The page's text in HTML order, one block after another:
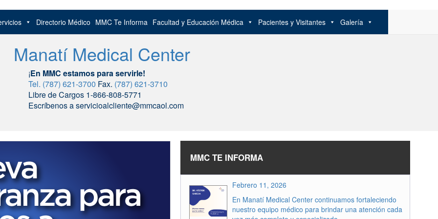
Directorio Médico MMC Te Informa Facultad y Educación Médica Pacientes y Visitantes Galería
Manatí Medical Center
¡En MMC estamos para servirle!
Tel. (787) 621-3700 Fax. (787) 621-3710
Libre de Cargos 1-866-808-5771
Escríbenos a servicioalcliente@mmcaol.com
MMC TE INFORMA
Febrero 11, 2026
En Manatí Medical Center continuamos fortaleciendo
nuestro equipo médico para brindar una atención cada